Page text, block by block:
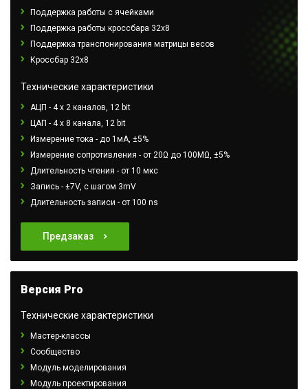
Поддержка работы с ячейками
Поддержка работы кроссбара 32x8
Поддержка транспонирования матрицы весов
Кроссбар 32x8
Технические характеристики
АЦП - 4 x 2 каналов, 12 bit
ЦАП - 4 х 8 канала, 12 bit
Измерение тока - до 1мА, ±5%
Измерение сопротивления - от 20Ω до 100МΩ, ±5%
Длительность чтения - от 10 мкс
Запись - ±7V, с шагом 3mV
Длительность записи - от 100 ns
Предзаказ
Версия Pro
Технические характеристики
Мастер-классы
Сообщество
Модуль моделирования
Модуль проектирования